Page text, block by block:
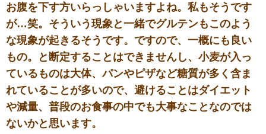
お腹を下す方いらっしゃいますよね。私もそうです
が…笑。そういう現象と一緒でグルテンもこのよう
な現象が起きるそうです。ですので、一概にも良い
もの。と断定することはできませんし、小麦が入っ
ているものは大体、パンやピザなど糖質が多く含ま
れていることが多いので、避けることはダイエット
や減量、普段のお食事の中でも大事なことなのでは
ないかと思います。